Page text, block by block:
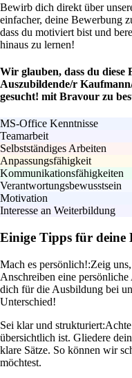
Bewirb dich direkt über
einfacher, deine Bewerbung
dass du motiviert bist und
hinaus zu lernen!
Wir glauben, dass du diese
Auszubildende/r
gesucht! mit Bravour zu
MS-Office Kenntnisse
Teamarbeit
Selbstständiges Arbeiten
Anpassungsfähigkeit
Kommunikationsfähigkeiten
Verantwortungsbewusstsein
Motivation
Interesse an Weiterbildung
Einige Tipps für deine
Mach es persönlich!:Zeig
Anschreiben eine
dich für die Ausbildung bei
Unterschied!
Sei klar und strukturiert:
übersichtlich ist. Gliedere
klare Sätze. So können wir
möchtest.